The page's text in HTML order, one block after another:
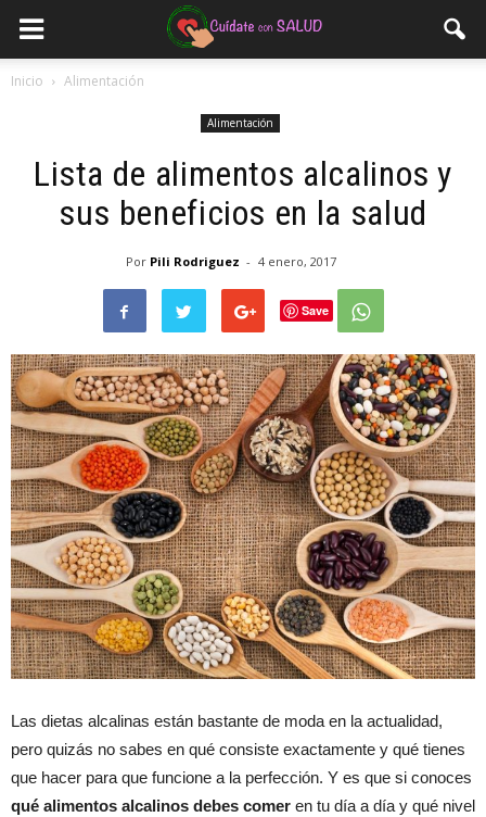
Inicio Alimentación
Alimentación
Lista de alimentos alcalinos y
sus beneficios en la salud
Por Pili Rodriguez - 4 enero, 2017
Save
Las dietas alcalinas están bastante de moda en la actualidad,
pero quizás no sabes en qué consiste exactamente y qué tienes
que hacer para que funcione a la perfección. Y es que si conoces
qué alimentos alcalinos debes comer en tu día a día y qué nivel